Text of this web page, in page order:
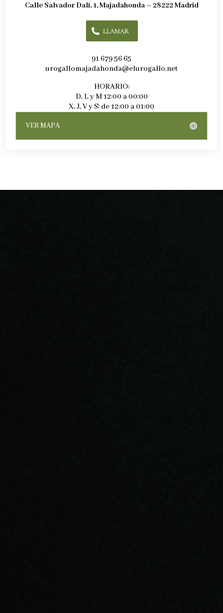
Calle Salvador Dalí, 1, Majadahonda – 28222 Madrid
91 679 56 65
urogallomajadahonda@elurogallo.net
HORARIO:
D, L y M 12:00 a 00:00
X, J, V y S: de 12:00 a 01:00
VER MAPA